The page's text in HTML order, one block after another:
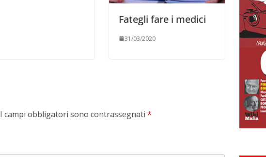
Fategli fare i medici
31/03/2020
I campi obbligatori sono contrassegnati *